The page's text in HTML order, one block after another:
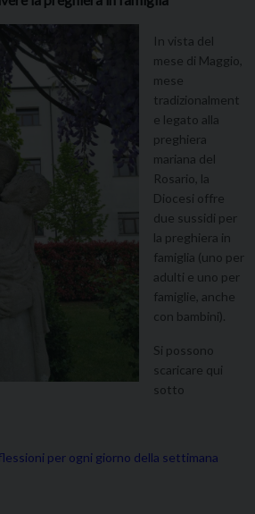
In vista del
mese di Maggio,
mese
tradizionalment
e legato alla
preghiera
mariana del
Rosario, la
Diocesi offre
due sussidi per
la preghiera in
famiglia (uno per
adulti e uno per
famiglie, anche
con bambini).
Si possono
scaricare qui
sotto
per ogni giorno della settimana